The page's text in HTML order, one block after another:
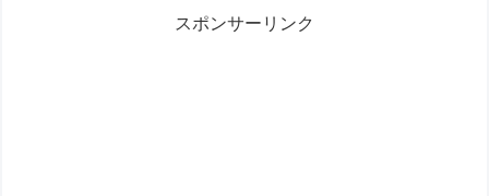
スポンサーリンク